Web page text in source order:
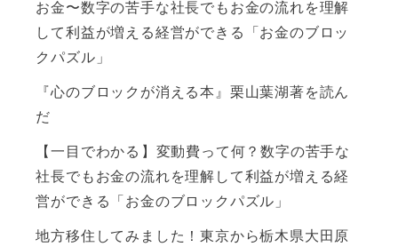
お金〜数字の苦手な社長でもお金の流れを理解
して利益が増える経営ができる「お金のブロッ
クパズル」
『心のブロックが消える本』栗山葉湖著を読ん
だ
【一目でわかる】変動費って何？数字の苦手な
社長でもお金の流れを理解して利益が増える経
営ができる「お金のブロックパズル」
地方移住してみました！東京から栃木県大田原